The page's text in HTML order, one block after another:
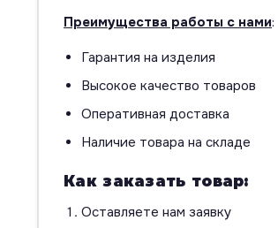
Преимущества работы с нами:
Гарантия на изделия
Высокое качество товаров
Оперативная доставка
Наличие товара на складе
Как заказать товар:
Оставляете нам заявку